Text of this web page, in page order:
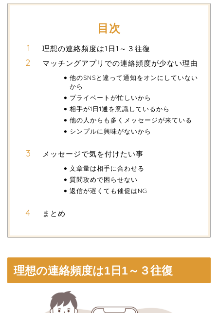
目次
理想の連絡頻度は1日1～３往復
マッチングアプリでの連絡頻度が少ない理由
他のSNSと違って通知をオンにしていない
から
プライベートが忙しいから
相手が1日1通を意識しているから
他の人からも多くメッセージが来ている
シンプルに興味がないから
メッセージで気を付けたい事
文章量は相手に合わせる
質問攻めで困らせない
返信が遅くても催促はNG
まとめ
理想の連絡頻度は1日1～３往復